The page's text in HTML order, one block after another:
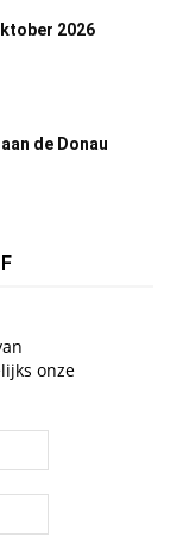
2026
de Donau
onze